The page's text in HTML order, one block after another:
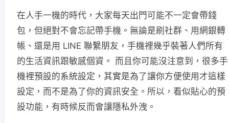
在人手一機的時代，大家每天出門可能不一定會帶錢
包，但絕對不會忘記帶手機。無論是刷社群、用網銀轉
帳、還是用 LINE 聯繫朋友，手機裡幾乎裝著人們所有
的生活資訊跟敏感個資。 而且你可能沒注意到，很多手
機裡預設的系統設定，其實是為了讓你方便使用才這樣
設定，而不是為了你的資訊安全。所以，看似貼心的預
設功能，有時候反而會讓隱私外洩。